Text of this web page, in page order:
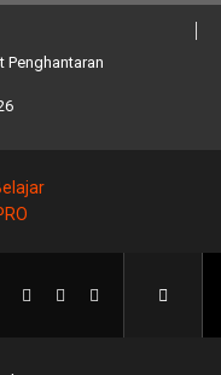
Penghantaran